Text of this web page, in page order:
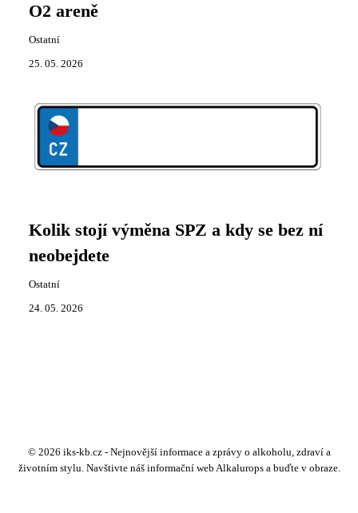
O2 areně
Ostatní
25. 05. 2026
Kolik stojí výměna SPZ a kdy se bez ní
neobejdete
Ostatní
24. 05. 2026
© 2026 iks-kb.cz - Nejnovější informace a zprávy o alkoholu, zdraví a
životním stylu. Navštivte náš informační web Alkalurops a buďte v obraze.